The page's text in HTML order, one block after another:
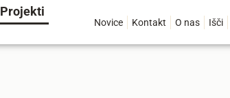
Projekti
Novice Kontakt O nas Išči